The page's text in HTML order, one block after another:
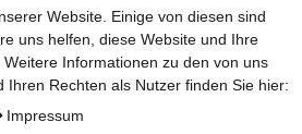
Versandarten
Website. Einige von diesen sind
uns helfen, diese Website und Ihre
Informationen zu den von uns
Ihren Rechten als Nutzer finden Sie hier:
Impressum